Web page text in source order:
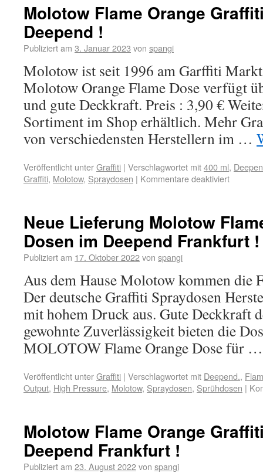
Molotow Flame Orange
Deepend !
Publiziert am 3. Januar 2023 von spangi
Molotow ist seit 1996 am Garffiti
Molotow Orange Flame Dose verfügt
und gute Deckkraft. Preis : 3,90 €
Sortiment im Shop erhältlich. Mehr
von verschiedensten Herstellern im …
Veröffentlicht unterGraffiti | Verschlagwortet mit400 ml,
Graffiti, Molotow, Spraydosen | Kommentare deaktiviert
Neue Lieferung Molotow
Dosen im Deepend Frankfurt !
Publiziert am 17. Oktober 2022von spangi
Aus dem Hause Molotow kommen die
Der deutsche Graffiti Spraydosen
mit hohem Druck aus. Gute Deckkraft
gewohnte Zuverlässigkeit bieten die
MOLOTOW Flame Orange Dose für
Veröffentlicht unterGraffiti | Verschlagwortet mit Deepend.,
Output, High Pressure, Molotow, Spraydosen, Sprühdosen |
Molotow Flame Orange
Deepend Frankfurt !
Publiziert am 23. August 2022von spangi